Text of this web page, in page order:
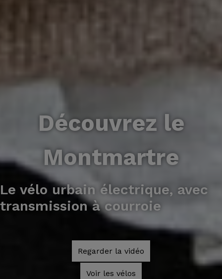
Découvrez le
Montmartre
Le vélo urbain électrique, avec
transmission à courroie
Regarder la vidéo
Voir les vélos